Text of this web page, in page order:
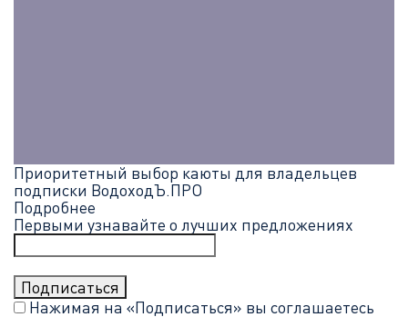
Приоритетный выбор каюты для владельцев
подписки ВодоходЪ.ПРО
Подробнее
Первыми узнавайте о лучших предложениях
Нажимая на «Подписаться» вы соглашаетесь